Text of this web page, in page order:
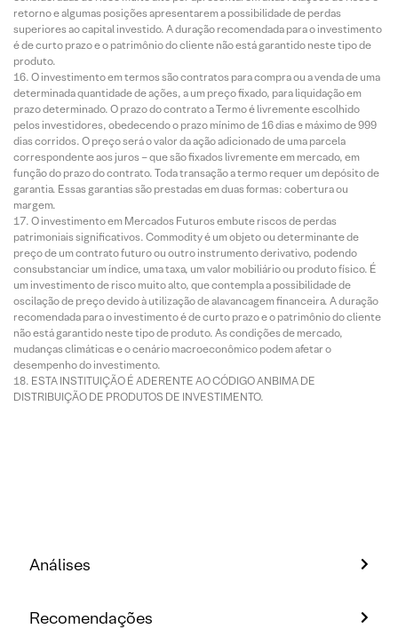
retorno e algumas posições apresentarem a possibilidade de perdas
superiores ao capital investido. A duração recomendada para o investimento
é de curto prazo e o patrimônio do cliente não está garantido neste tipo de
produto.
O investimento em termos são contratos para compra ou a venda de uma
determinada quantidade de ações, a um preço fixado, para liquidação em
prazo determinado. O prazo do contrato a Termo é livremente escolhido
pelos investidores, obedecendo o prazo mínimo de 16 dias e máximo de 999
dias corridos. O preço será o valor da ação adicionado de uma parcela
correspondente aos juros – que são fixados livremente em mercado, em
função do prazo do contrato. Toda transação a termo requer um depósito de
garantia. Essas garantias são prestadas em duas formas: cobertura ou
margem.
O investimento em Mercados Futuros embute riscos de perdas
patrimoniais significativos. Commodity é um objeto ou determinante de
preço de um contrato futuro ou outro instrumento derivativo, podendo
consubstanciar um índice, uma taxa, um valor mobiliário ou produto físico. É
um investimento de risco muito alto, que contempla a possibilidade de
oscilação de preço devido à utilização de alavancagem financeira. A duração
recomendada para o investimento é de curto prazo e o patrimônio do cliente
não está garantido neste tipo de produto. As condições de mercado,
mudanças climáticas e o cenário macroeconômico podem afetar o
desempenho do investimento.
ESTA INSTITUIÇÃO É ADERENTE AO CÓDIGO ANBIMA DE
DISTRIBUIÇÃO DE PRODUTOS DE INVESTIMENTO.
Análises
Recomendações